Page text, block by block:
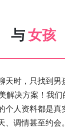
与女孩
天时，只找到男
解决方案！我
个人资料都是真
、调情甚至约会